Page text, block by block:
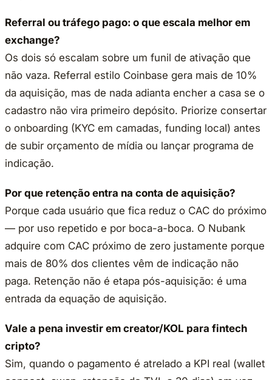
Referral ou tráfego pago: o que escala melhor em
exchange?
Os dois só escalam sobre um funil de ativação que
não vaza. Referral estilo Coinbase gera mais de 10%
da aquisição, mas de nada adianta encher a casa se o
cadastro não vira primeiro depósito. Priorize consertar
o onboarding (KYC em camadas, funding local) antes
de subir orçamento de mídia ou lançar programa de
indicação.
Por que retenção entra na conta de aquisição?
Porque cada usuário que fica reduz o CAC do próximo
— por uso repetido e por boca-a-boca. O Nubank
adquire com CAC próximo de zero justamente porque
mais de 80% dos clientes vêm de indicação não
paga. Retenção não é etapa pós-aquisição: é uma
entrada da equação de aquisição.
Vale a pena investir em creator/KOL para fintech
cripto?
Sim, quando o pagamento é atrelado a KPI real (wallet